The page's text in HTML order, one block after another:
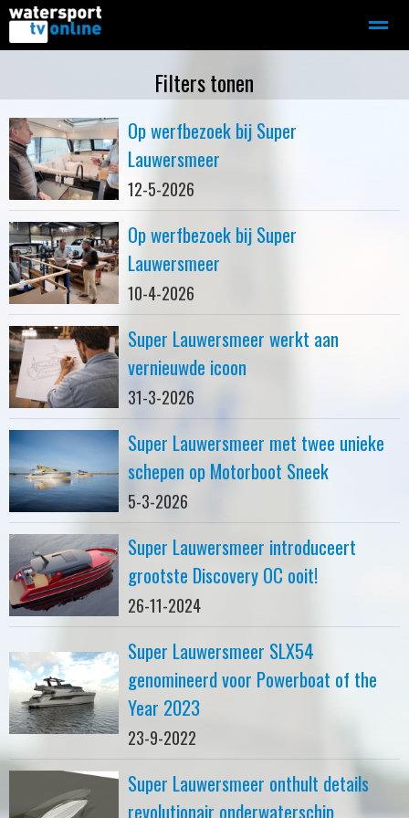
Motorboot-sloep Adverteren
Home
Filters tonen
Op werfbezoek bij Super
Lauwersmeer
12-5-2026
Op werfbezoek bij Super
Lauwersmeer
10-4-2026
Super Lauwersmeer werkt aan
vernieuwde icoon
31-3-2026
Super Lauwersmeer met twee unieke
schepen op Motorboot Sneek
5-3-2026
Super Lauwersmeer introduceert
grootste Discovery OC ooit!
26-11-2024
Super Lauwersmeer SLX54
genomineerd voor Powerboat of the
Year 2023
23-9-2022
Super Lauwersmeer onthult details
revolutionair onderwaterschip